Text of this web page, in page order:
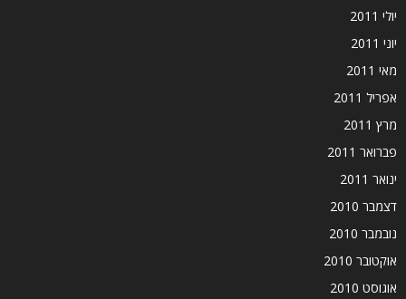
יולי 2011
יוני 2011
מאי 2011
אפריל 2011
מרץ 2011
פברואר 2011
ינואר 2011
דצמבר 2010
נובמבר 2010
אוקטובר 2010
אוגוסט 2010